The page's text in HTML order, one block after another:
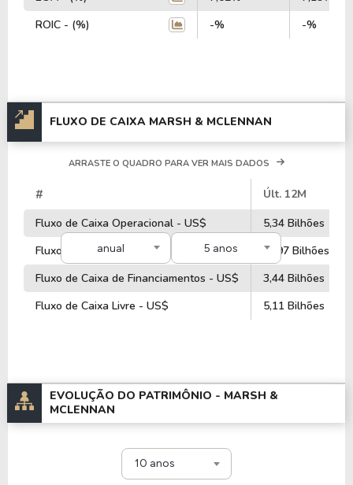
0,99%.
A empresa é negociada no Brasil através do BDR
ROIC - (%)
-% -%
FLUXO DE CAIXA MARSH & MCLENNAN
anual 5 anos
ARRASTE O QUADRO PARA VER MAIS DADOS
#
Últ. 12M
Fluxo de Caixa Operacional - US$
5,34 Bilhões
Fluxo de Caixa de Investimentos - US$
-7,97 Bilhões
Fluxo de Caixa de Financiamentos - US$
3,44 Bilhões
Fluxo de Caixa Livre - US$
5,11 Bilhões
EVOLUÇÃO DO PATRIMÔNIO - MARSH &
MCLENNAN
10 anos